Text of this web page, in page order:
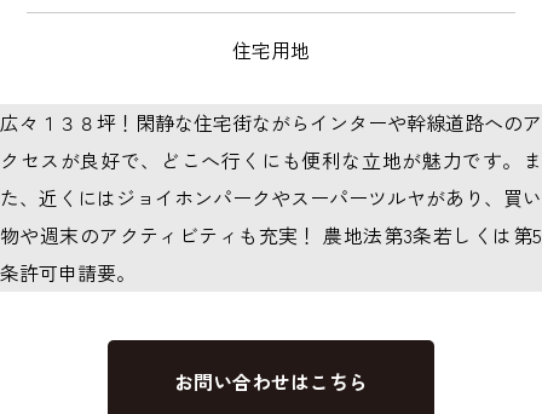
住宅用地
広々１３８坪！閑静な住宅街ながらインターや幹線道路へのア
クセスが良好で、どこへ行くにも便利な立地が魅力です。ま
た、近くにはジョイホンパークやスーパーツルヤがあり、買い
物や週末のアクティビティも充実！ 農地法第3条若しくは第5
条許可申請要。
お問い合わせはこちら